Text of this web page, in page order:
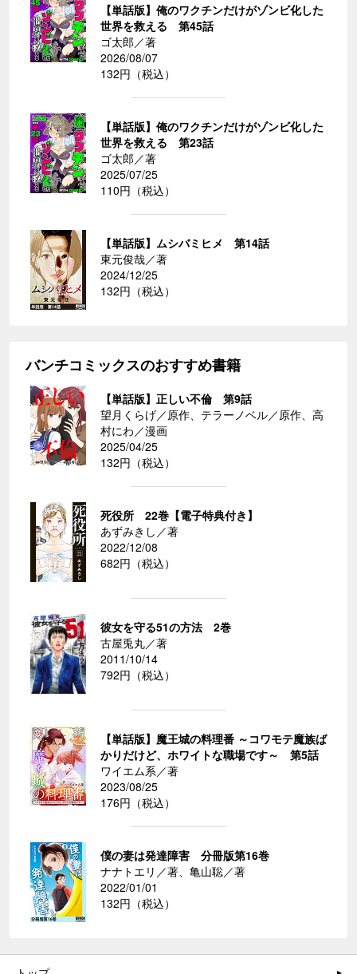
【単話版】俺のワクチンだけがゾンビ化した
世界を救える 第45話
ゴ太郎／著
2026/08/07
132円（税込）
【単話版】俺のワクチンだけがゾンビ化した
世界を救える 第23話
ゴ太郎／著
2025/07/25
110円（税込）
【単話版】ムシバミヒメ 第14話
東元俊哉／著
2024/12/25
132円（税込）
バンチコミックスのおすすめ書籍
【単話版】正しい不倫 第9話
望月くらげ／原作、テラーノベル／原作、高
村にわ／漫画
2025/04/25
132円（税込）
死役所 22巻【電子特典付き】
あずみきし／著
2022/12/08
682円（税込）
彼女を守る51の方法 2巻
古屋兎丸／著
2011/10/14
792円（税込）
【単話版】魔王城の料理番 ～コワモテ魔族ば
かりだけど、ホワイトな職場です～ 第5話
ワイエム系／著
2023/08/25
176円（税込）
僕の妻は発達障害 分冊版第16巻
ナナトエリ／著、亀山聡／著
2022/01/01
132円（税込）